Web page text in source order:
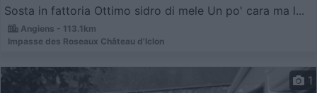
Sosta in fattoria Ottimo sidro di mele Un po' cara ma l...
Angiens - 113.1km
Impasse des Roseaux Château d'Iclon
1